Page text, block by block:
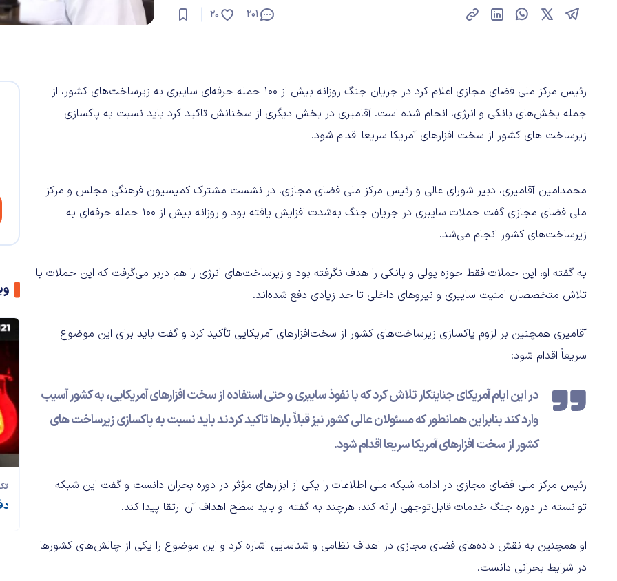
201
20
رئیس مرکز ملی فضای مجازی اعلام کرد در جریان جنگ روزانه بیش از ۱۰۰ حمله حرفه‌ای سایبری به زیرساخت‌های کشور، از
جمله بخش‌های بانکی و انرژی، انجام شده است. آقامیری در بخش دیگری از سخنانش تاکید کرد باید نسبت به پاکسازی
زیرساخت های کشور از سخت افزارهای آمریکا سریعا اقدام شود.
محمدامین آقامیری، دبیر شورای عالی و رئیس مرکز ملی فضای مجازی، در نشست مشترک کمیسیون فرهنگی مجلس و مرکز
ملی فضای مجازی گفت حملات سایبری در جریان جنگ به‌شدت افزایش یافته بود و روزانه بیش از ۱۰۰ حمله حرفه‌ای به
زیرساخت‌های کشور انجام می‌شد.
به گفته او، این حملات فقط حوزه پولی و بانکی را هدف نگرفته بود و زیرساخت‌های انرژی را هم دربر می‌گرفت که این حملات با
تلاش متخصصان امنیت سایبری و نیروهای داخلی تا حد زیادی دفع شده‌اند.
آقامیری همچنین بر لزوم پاکسازی زیرساخت‌های کشور از سخت‌افزارهای آمریکایی تأکید کرد و گفت باید برای این موضوع
سریعاً اقدام شود:
در این ایام آمریکای جنایتکار تلاش کرد که با نفوذ سایبری و حتی استفاده از سخت افزارهای آمریکایی، به کشور آسیب
وارد کند بنابراین همانطور که مسئولان عالی کشور نیز قبلاً بارها تاکید کردند باید نسبت به پاکسازی زیرساخت های
کشور از سخت افزارهای آمریکا سریعا اقدام شود.
رئیس مرکز ملی فضای مجازی در ادامه شبکه ملی اطلاعات را یکی از ابزارهای مؤثر در دوره بحران دانست و گفت این شبکه
توانسته در دوره جنگ خدمات قابل‌توجهی ارائه کند، هرچند به گفته او باید سطح اهداف آن ارتقا پیدا کند.
او همچنین به نقش داده‌های فضای مجازی در اهداف نظامی و شناسایی اشاره کرد و این موضوع را یکی از چالش‌های کشورها
در شرایط بحرانی دانست.